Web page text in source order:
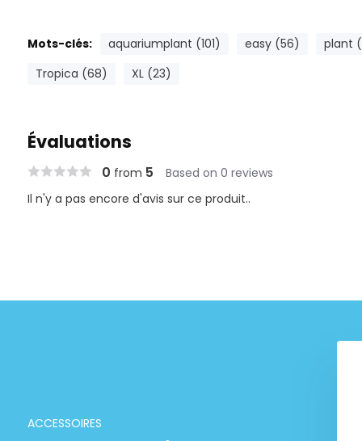
Mots-clés: aquariumplant (101) easy (56) plant
Tropica (68)
XL (23)
Évaluations
0 from 5 Based on 0 reviews
Il n'y a pas encore d'avis sur ce produit..
ACCESSOIRES